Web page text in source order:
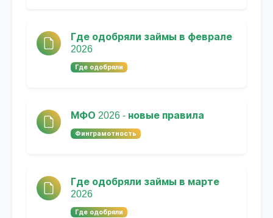
Где одобряли займы в феврале
2026
Где одобряли
МФО 2026 - новые правила
Финграмотность
Где одобряли займы в марте
2026
Где одобряли